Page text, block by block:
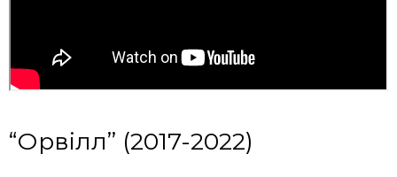
“Орвілл” (2017-2022)